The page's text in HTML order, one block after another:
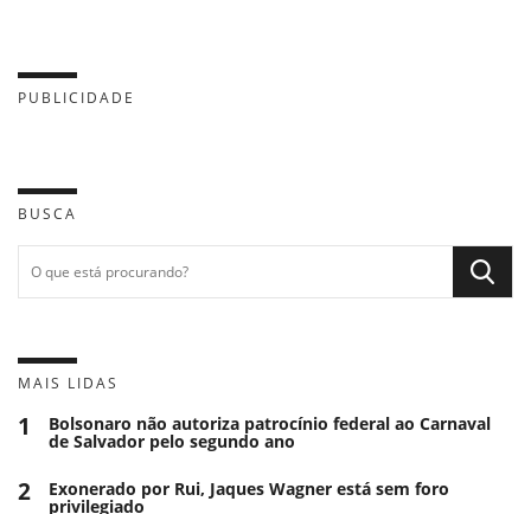
PUBLICIDADE
BUSCA
MAIS LIDAS
1 Bolsonaro não autoriza patrocínio federal ao Carnaval
de Salvador pelo segundo ano
2 Exonerado por Rui, Jaques Wagner está sem foro
privilegiado